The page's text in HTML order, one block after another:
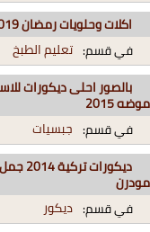
اكلات وحلويات رمضان 2019لحم بعجين على الطريقة التركية
في قسم: تعليم الطبخ
موضه 2015
في قسم: جبسيات
مودرن
في قسم: ديكور